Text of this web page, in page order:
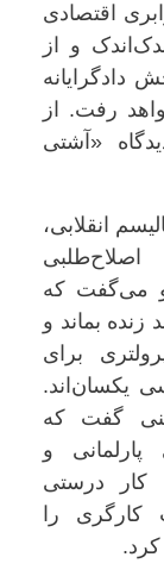
اقتصادی
و از
رفت. از
«آشتی
انقلابی،
که
بماند و
برای
به‌روشنی گفت که
و
درستی
را
.